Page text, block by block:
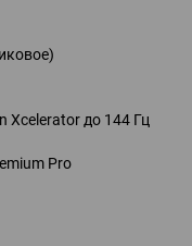
до 144 Гц
Pro